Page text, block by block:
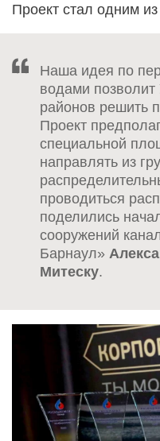
Проект стал одним
Наша идея по
водами
районов решить
Проект
специальной
направлять из
проводиться
поделились
сооружений
Барнаул»
Митеску.